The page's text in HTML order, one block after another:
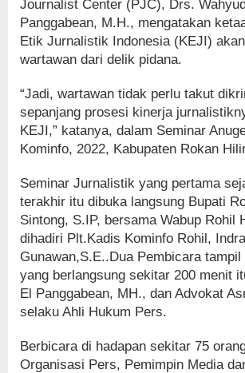
Journalist Center (PJC), Drs.
Panggabean, M.H., mengatakan
Etik Jurnalistik Indonesia (KEJI)
wartawan dari delik pidana.
“Jadi, wartawan tidak perlu takut
sepanjang prosesi kinerja
KEJI,” katanya, dalam Seminar
Kominfo, 2022, Kabupaten Rokan
Seminar Jurnalistik yang pertama
terakhir itu dibuka langsung Bupati
Sintong, S.IP, bersama Wabup Rohil
dihadiri Plt.Kadis Kominfo Rohil, Indra
Gunawan,S.E..Dua Pembicara
yang berlangsung sekitar 200 menit
El Panggabean, MH., dan Advokat
selaku Ahli Hukum Pers.
Berbicara di hadapan sekitar 75
Organisasi Pers, Pemimpin Media